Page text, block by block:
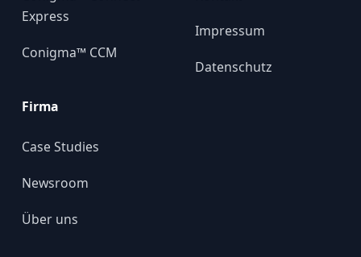
Express
Conigma™ CCM
Firma
Case Studies
Newsroom
Über uns
Impressum
Datenschutz